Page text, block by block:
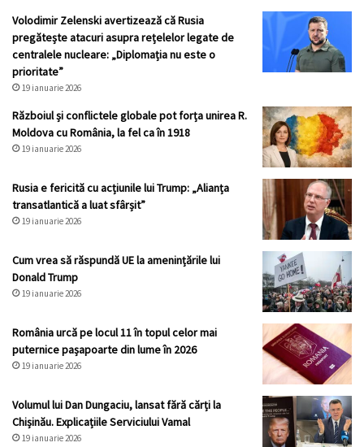
Volodimir Zelenski avertizează că Rusia
pregătește atacuri asupra rețelelor legate de
centralele nucleare: „Diplomația nu este o
prioritate”
19 ianuarie 2026
Războiul și conflictele globale pot forța unirea R.
Moldova cu România, la fel ca în 1918
19 ianuarie 2026
Rusia e fericită cu acțiunile lui Trump: „Alianța
transatlantică a luat sfârșit”
19 ianuarie 2026
Cum vrea să răspundă UE la amenințările lui
Donald Trump
19 ianuarie 2026
România urcă pe locul 11 în topul celor mai
puternice pașapoarte din lume în 2026
19 ianuarie 2026
Volumul lui Dan Dungaciu, lansat fără cărți la
Chișinău. Explicațiile Serviciului Vamal
19 ianuarie 2026